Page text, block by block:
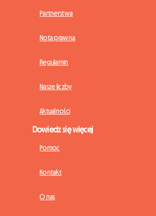
Partnerstwa
Nota prawna
Regulamin
Nasze liczby
Aktualności
Dowiedz się więcej
Pomoc
Kontakt
O nas